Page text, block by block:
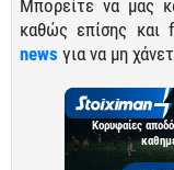
Μπορείτε να μας
καθώς επίσης
news για να μη
Κορυφαίες